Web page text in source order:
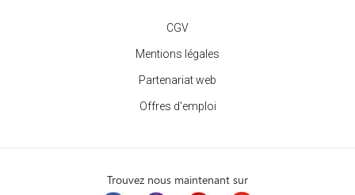
CGV
Mentions légales
Partenariat web
Offres d'emploi
Trouvez nous maintenant sur